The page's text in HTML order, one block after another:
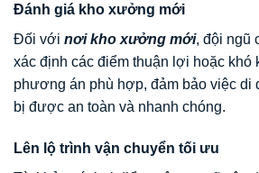
Đánh giá kho xưởng mới
Đối với nơi kho xưởng mới, đội ngũ
xác định các điểm thuận lợi hoặc khó
phương án phù hợp, đảm bảo việc di
bị được an toàn và nhanh chóng.
Lên lộ trình vận chuyển tối ưu